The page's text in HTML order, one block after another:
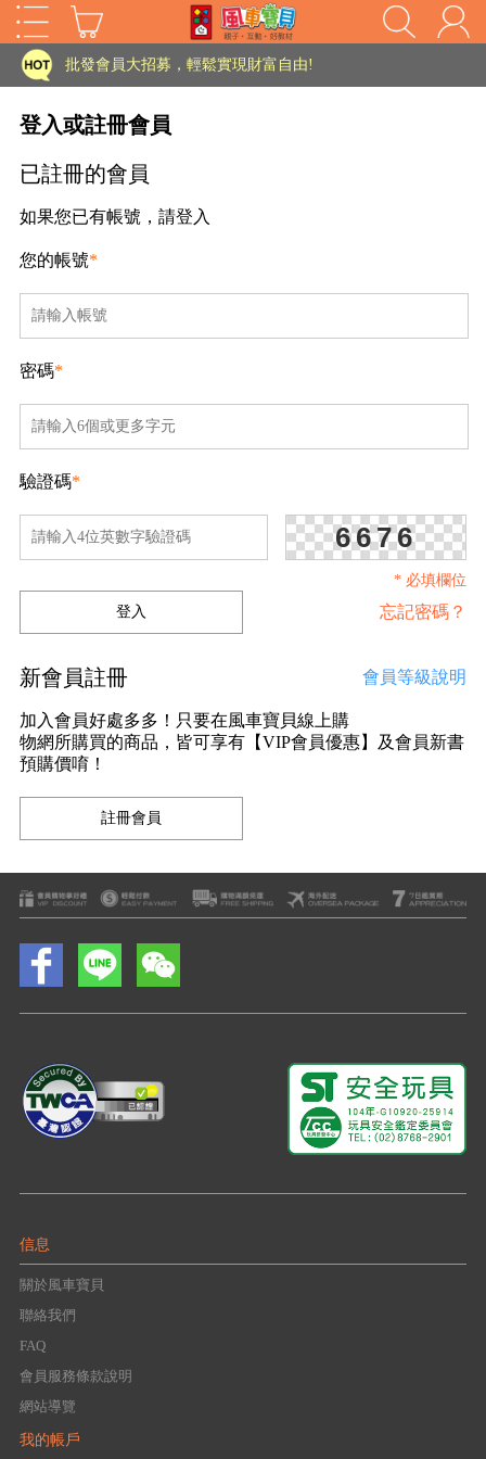
家長樂了!「風車書版集團暨FOOD超人企業總部」目前正興建中!
批發會員大招募，輕鬆實現財富自由!
登入或註冊會員
已註冊的會員
如果您已有帳號，請登入
您的帳號*
密碼*
驗證碼*
6676
* 必填欄位
忘記密碼？
新會員註冊 會員等級說明
加入會員好處多多！只要在風車寶貝線上購
物網所購買的商品，皆可享有【VIP會員優惠】及會員新書
預購價唷！
信息
關於風車寶貝
聯絡我們
FAQ
會員服務條款說明
網站導覽
我的帳戶